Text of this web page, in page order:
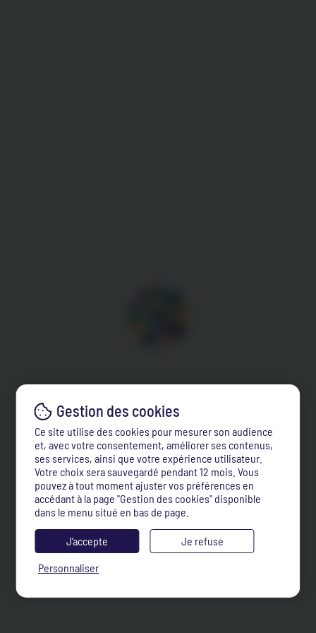
Ce site utilise des cookies pour mesurer son audience
et, avec votre consentement, améliorer ses contenus,
ses services, ainsi que votre expérience utilisateur.
Votre choix sera sauvegardé pendant 12 mois. Vous
pouvez à tout moment ajuster vos préférences en
accédant à la page "Gestion des cookies" disponible
dans le menu situé en bas de page.
J’accepte
Je refuse
Personnaliser